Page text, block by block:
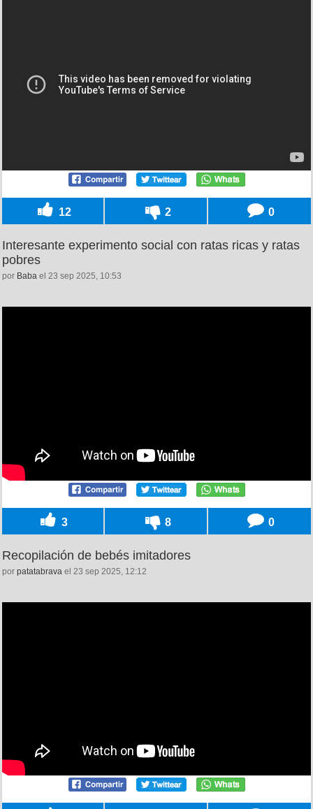
12 2 0
Interesante experimento social con ratas ricas y ratas
pobres
por Baba el 23 sep 2025, 10:53
3 8 0
Recopilación de bebés imitadores
por patatabrava el 23 sep 2025, 12:12